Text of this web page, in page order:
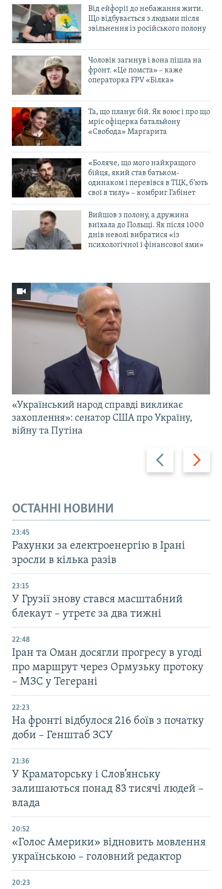
Від ейфорії до небажання жити.
Що відбувається з людьми після
звільнення із російського полону
Чоловік загинув і вона пішла на
фронт. «Це помста» – каже
операторка FPV «Білка»
Та, що планує бій. Як воює і про що
мріє офіцерка батальйону
«Свобода» Маргарита
«Боляче, що мого найкращого
бійця, який став батьком-
одинаком і перевівся в ТЦК, б’ють
свої в тилу» – комбриг Габінет
Вийшов з полону, а дружина
виїхала до Польщі. Як після 1000
днів неволі вибратися «із
психологічної і фінансової ями»
Назад Вперед
«Український народ справді викликає
захоплення»: сенатор США про Україну,
війну та Путіна
ОСТАННІ НОВИНИ
23:45
Рахунки за електроенергію в Ірані
зросли в кілька разів
23:15
У Грузії знову стався масштабний
блекаут – утретє за два тижні
22:48
Іран та Оман досягли прогресу в угоді
про маршрут через Ормузьку протоку
– МЗС у Тегерані
22:23
На фронті відбулося 216 боїв з початку
доби – Генштаб ЗСУ
21:36
У Краматорську і Слов’янську
залишаються понад 83 тисячі людей –
влада
20:52
«Голос Америки» відновить мовлення
українською – головний редактор
20:23